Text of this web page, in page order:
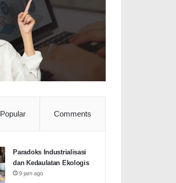
Popular Comments
Paradoks Industrialisasi
dan Kedaulatan Ekologis
9 jam ago